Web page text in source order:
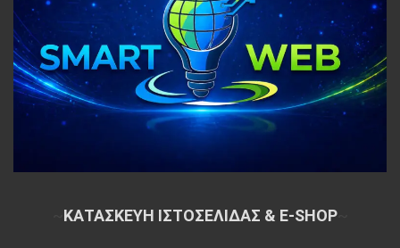
ΚΑΤΑΣΚΕΥΗ ΙΣΤΟΣΕΛΙΔΑΣ & E-SHOP~